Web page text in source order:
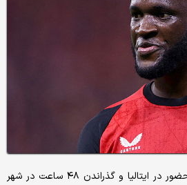
این مهاجم ۲۴ ساله پس از حضور در ایتالیا و گذراندن ۴۸ ساعت در شهر